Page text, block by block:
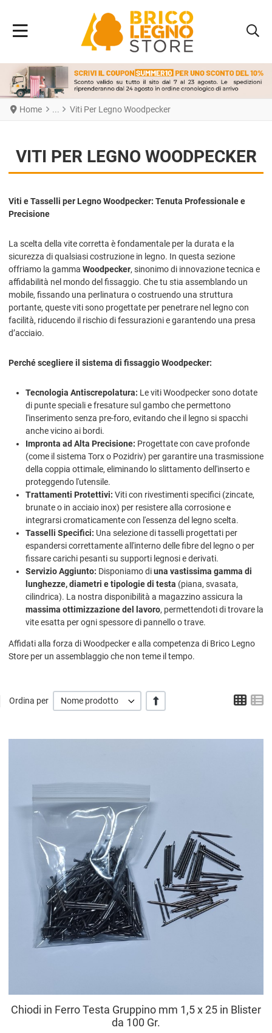
Home Viti Per Legno Woodpecker
VITI PER LEGNO WOODPECKER
Viti e Tasselli per Legno Woodpecker: Tenuta Professionale e
Precisione
La scelta della vite corretta è fondamentale per la durata e la
sicurezza di qualsiasi costruzione in legno. In questa sezione
offriamo la gamma Woodpecker, sinonimo di innovazione tecnica e
affidabilità nel mondo del fissaggio. Che tu stia assemblando un
mobile, fissando una perlinatura o costruendo una struttura
portante, queste viti sono progettate per penetrare nel legno con
facilità, riducendo il rischio di fessurazioni e garantendo una presa
d’acciaio.
Perché scegliere il sistema di fissaggio Woodpecker:
Tecnologia Antiscrepolatura: Le viti Woodpecker sono dotate
di punte speciali e fresature sul gambo che permettono
l'inserimento senza pre-foro, evitando che il legno si spacchi
anche vicino ai bordi.
Impronta ad Alta Precisione: Progettate con cave profonde
(come il sistema Torx o Pozidriv) per garantire una trasmissione
della coppia ottimale, eliminando lo slittamento dell'inserto e
proteggendo l'utensile.
Trattamenti Protettivi: Viti con rivestimenti specifici (zincate,
brunate o in acciaio inox) per resistere alla corrosione e
integrarsi cromaticamente con l'essenza del legno scelta.
Tasselli Specifici: Una selezione di tasselli progettati per
espandersi correttamente all'interno delle fibre del legno o per
fissare carichi pesanti su supporti legnosi e derivati.
Servizio Aggiunto: Disponiamo diuna vastissima gamma di
lunghezze, diametri e tipologie di testa (piana, svasata,
cilindrica). La nostra disponibilità a magazzino assicura la
massima ottimizzazione del lavoro, permettendoti di trovare la
vite esatta per ogni spessore di pannello o trave.
Affidati alla forza di Woodpecker e alla competenza di Brico Legno
Store per un assemblaggio che non teme il tempo.
Ordina per Nome prodotto +/-
Chiodi in Ferro Testa Gruppino mm 1,5 x 25 in Blister
da 100 Gr.